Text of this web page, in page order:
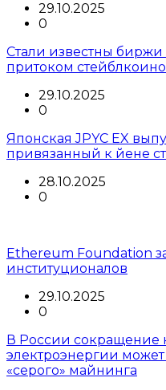
29.10.2025
0
Стали известны
притоком
29.10.2025
0
Японская JPYC EX
привязанный к йене
28.10.2025
0
Ethereum Foundation
институционалов
29.10.2025
0
В России сокращение
электроэнергии
«серого» майнинга